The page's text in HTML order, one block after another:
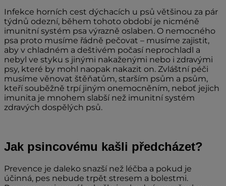
Infekce horních cest dýchacích u psů většinou za pár
týdnů odezní, během tohoto období je nicméně
imunitní systém psa výrazně oslaben. O nemocného
psa proto musíme řádně pečovat – musíme zajistit,
aby v chladném a deštivém počasí neprochladl a
nebyl ve styku s jinými nakaženými nebo i zdravými
psy, které by mohl naopak nakazit on. Zvláštní péči
musíme věnovat štěňatům, starším psům a psům,
kteří souběžně trpí jiným onemocněním, neboť jejich
imunita je mnohem slabší než imunitní systém
zdravých dospělých psů.
Jak psincovému kašli předcházet?
Prevence je daleko snazší než léčba a pokud je
účinná, pes nebude trpět stresem a bolestmi.